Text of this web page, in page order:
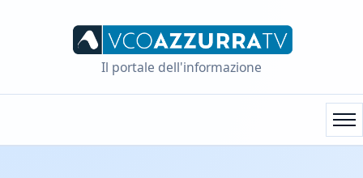
Il portale dell'informazione